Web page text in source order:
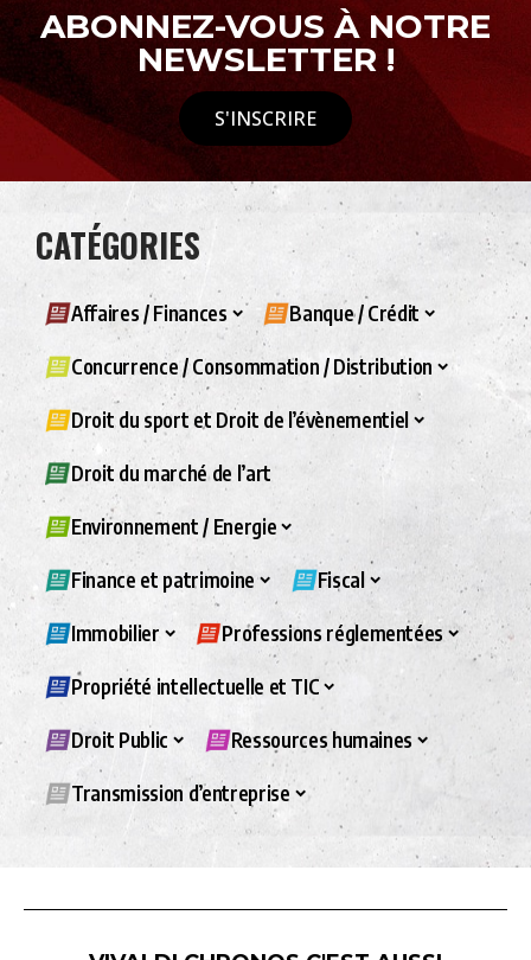
ABONNEZ-VOUS À NOTRE
NEWSLETTER !
S'INSCRIRE
CATÉGORIES
Affaires / Finances Banque / Crédit
Concurrence / Consommation / Distribution
Droit du sport et Droit de l’évènementiel
Droit du marché de l’art
Environnement / Energie
Finance et patrimoine Fiscal
Immobilier Professions réglementées
Propriété intellectuelle et TIC
Droit Public Ressources humaines
Transmission d’entreprise